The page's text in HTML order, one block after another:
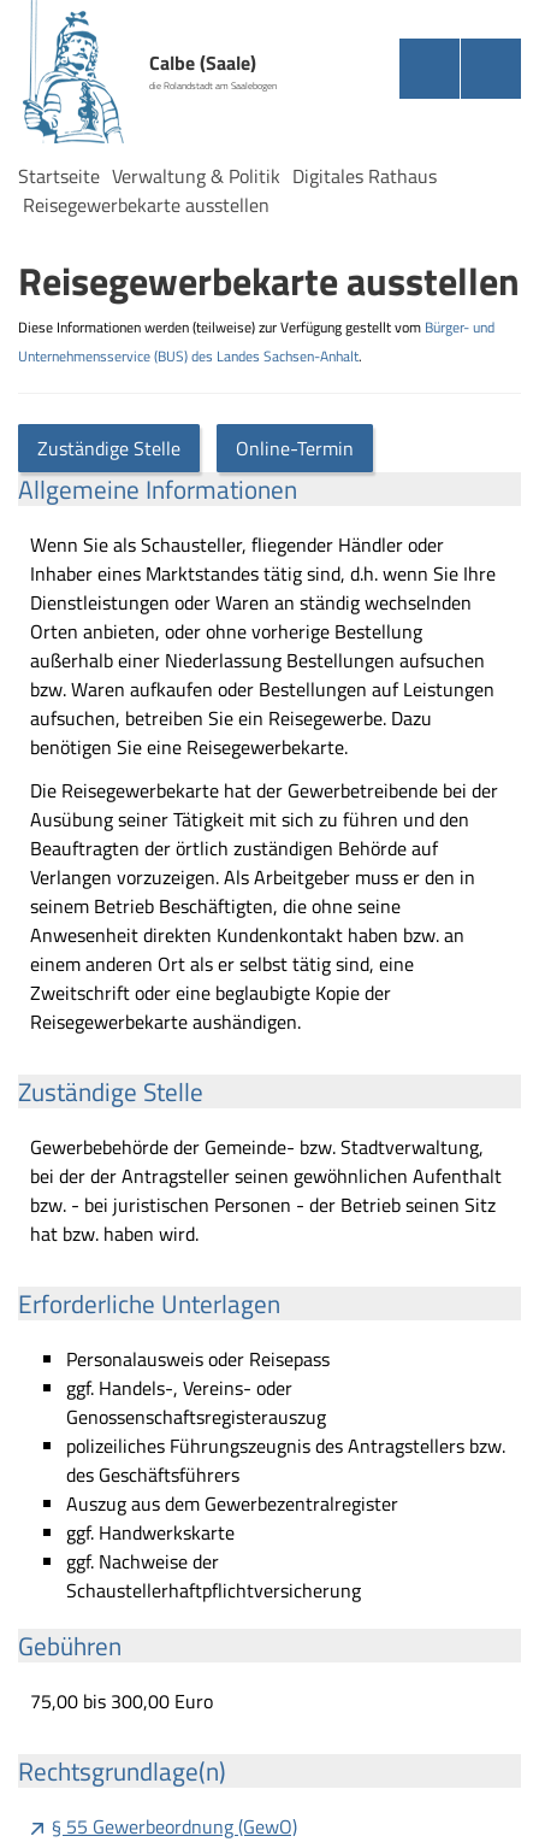
Calbe (Saale)
die Rolandstadt am Saalebogen
Startseite Verwaltung & Politik Digitales Rathaus
Reisegewerbekarte ausstellen
Reisegewerbekarte ausstellen
Diese Informationen werden (teilweise) zur Verfügung gestellt vom Bürger- und
Unternehmensservice (BUS) des Landes Sachsen-Anhalt.
Zuständige Stelle Online-Termin
Allgemeine Informationen
Wenn Sie als Schausteller, fliegender Händler oder
Inhaber eines Marktstandes tätig sind, d.h. wenn Sie Ihre
Dienstleistungen oder Waren an ständig wechselnden
Orten anbieten, oder ohne vorherige Bestellung
außerhalb einer Niederlassung Bestellungen aufsuchen
bzw. Waren aufkaufen oder Bestellungen auf Leistungen
aufsuchen, betreiben Sie ein Reisegewerbe. Dazu
benötigen Sie eine Reisegewerbekarte.
Die Reisegewerbekarte hat der Gewerbetreibende bei der
Ausübung seiner Tätigkeit mit sich zu führen und den
Beauftragten der örtlich zuständigen Behörde auf
Verlangen vorzuzeigen. Als Arbeitgeber muss er den in
seinem Betrieb Beschäftigten, die ohne seine
Anwesenheit direkten Kundenkontakt haben bzw. an
einem anderen Ort als er selbst tätig sind, eine
Zweitschrift oder eine beglaubigte Kopie der
Reisegewerbekarte aushändigen.
Zuständige Stelle
Gewerbebehörde der Gemeinde- bzw. Stadtverwaltung,
bei der der Antragsteller seinen gewöhnlichen Aufenthalt
bzw. - bei juristischen Personen - der Betrieb seinen Sitz
hat bzw. haben wird.
Erforderliche Unterlagen
Personalausweis oder Reisepass
ggf. Handels-, Vereins- oder
Genossenschaftsregisterauszug
polizeiliches Führungszeugnis des Antragstellers bzw.
des Geschäftsführers
Auszug aus dem Gewerbezentralregister
ggf. Handwerkskarte
ggf. Nachweise der
Schaustellerhaftpflichtversicherung
Gebühren
75,00 bis 300,00 Euro
Rechtsgrundlage(n)
§ 55 Gewerbeordnung (GewO)